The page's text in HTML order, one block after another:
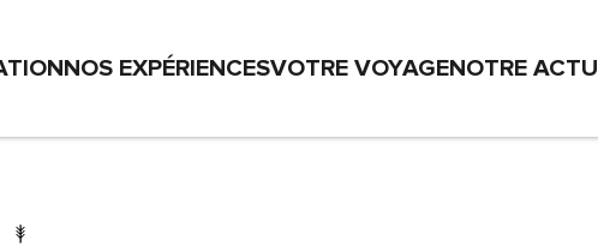
NOS EXPÉRIENCESVOTRE VOYAGENOTRE ACTU